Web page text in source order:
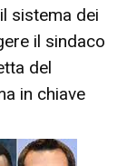
sistema dei
il sindaco
del
in chiave